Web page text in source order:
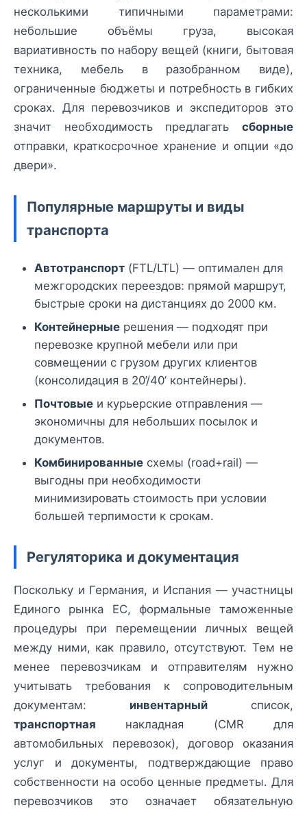
несколькими типичными параметрами:
небольшие объёмы груза, высокая
вариативность по набору вещей (книги, бытовая
техника, мебель в разобранном виде),
ограниченные бюджеты и потребность в гибких
сроках. Для перевозчиков и экспедиторов это
значит необходимость предлагать сборные
отправки, краткосрочное хранение и опции «до
двери».
Популярные маршруты и виды
транспорта
Автотранспорт (FTL/LTL) — оптимален для
межгородских переездов: прямой маршрут,
быстрые сроки на дистанциях до 2000 км.
Контейнерные решения — подходят при
перевозке крупной мебели или при
совмещении с грузом других клиентов
(консолидация в 20’/40’ контейнеры).
Почтовые и курьерские отправления —
экономичны для небольших посылок и
документов.
Комбинированные схемы (road+rail) —
выгодны при необходимости
минимизировать стоимость при условии
большей терпимости к срокам.
Регуляторика и документация
Поскольку и Германия, и Испания — участницы
Единого рынка ЕС, формальные таможенные
процедуры при перемещении личных вещей
между ними, как правило, отсутствуют. Тем не
менее перевозчикам и отправителям нужно
учитывать требования к сопроводительным
документам: инвентарный список,
транспортная накладная (CMR для
автомобильных перевозок), договор оказания
услуг и документы, подтверждающие право
собственности на особо ценные предметы. Для
перевозчиков это означает обязательную